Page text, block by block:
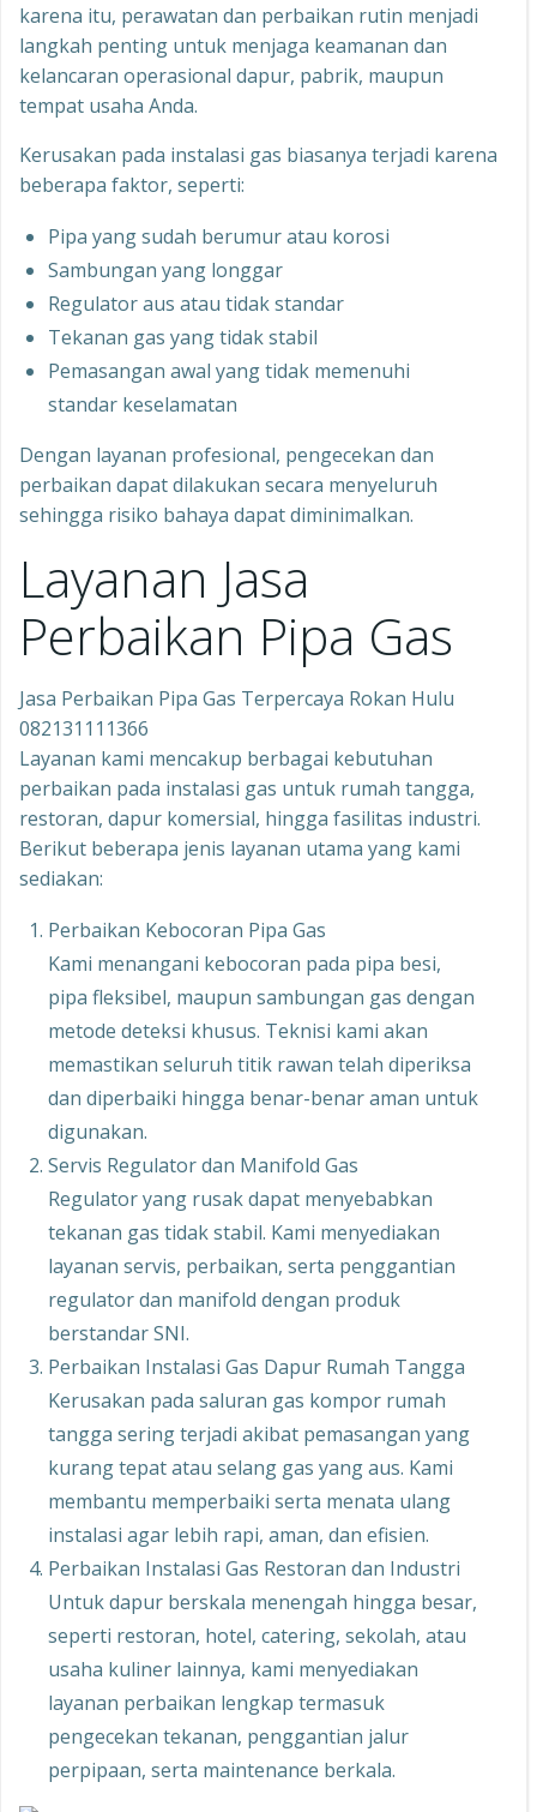
karena itu, perawatan dan perbaikan rutin menjadi
langkah penting untuk menjaga keamanan dan
kelancaran operasional dapur, pabrik, maupun
tempat usaha Anda.
Kerusakan pada instalasi gas biasanya terjadi karena
beberapa faktor, seperti:
Pipa yang sudah berumur atau korosi
Sambungan yang longgar
Regulator aus atau tidak standar
Tekanan gas yang tidak stabil
Pemasangan awal yang tidak memenuhi
standar keselamatan
Dengan layanan profesional, pengecekan dan
perbaikan dapat dilakukan secara menyeluruh
sehingga risiko bahaya dapat diminimalkan.
Layanan Jasa
Perbaikan Pipa Gas
Jasa Perbaikan Pipa Gas Terpercaya Rokan Hulu
082131111366
Layanan kami mencakup berbagai kebutuhan
perbaikan pada instalasi gas untuk rumah tangga,
restoran, dapur komersial, hingga fasilitas industri.
Berikut beberapa jenis layanan utama yang kami
sediakan:
Perbaikan Kebocoran Pipa Gas
Kami menangani kebocoran pada pipa besi,
pipa fleksibel, maupun sambungan gas dengan
metode deteksi khusus. Teknisi kami akan
memastikan seluruh titik rawan telah diperiksa
dan diperbaiki hingga benar-benar aman untuk
digunakan.
Servis Regulator dan Manifold Gas
Regulator yang rusak dapat menyebabkan
tekanan gas tidak stabil. Kami menyediakan
layanan servis, perbaikan, serta penggantian
regulator dan manifold dengan produk
berstandar SNI.
Perbaikan Instalasi Gas Dapur Rumah Tangga
Kerusakan pada saluran gas kompor rumah
tangga sering terjadi akibat pemasangan yang
kurang tepat atau selang gas yang aus. Kami
membantu memperbaiki serta menata ulang
instalasi agar lebih rapi, aman, dan efisien.
Perbaikan Instalasi Gas Restoran dan Industri
Untuk dapur berskala menengah hingga besar,
seperti restoran, hotel, catering, sekolah, atau
usaha kuliner lainnya, kami menyediakan
layanan perbaikan lengkap termasuk
pengecekan tekanan, penggantian jalur
perpipaan, serta maintenance berkala.